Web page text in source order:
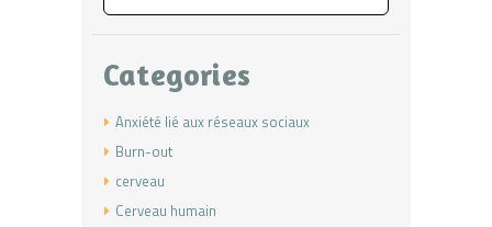
Categories
Anxiété lié aux réseaux sociaux
Burn-out
cerveau
Cerveau humain